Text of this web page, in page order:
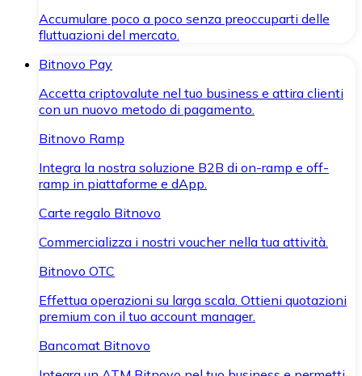
Accumulare poco a poco senza preoccuparti delle
fluttuazioni del mercato.
Bitnovo Pay
Accetta criptovalute nel tuo business e attira clienti
con un nuovo metodo di pagamento.
Bitnovo Ramp
Integra la nostra soluzione B2B di on-ramp e off-
ramp in piattaforme e dApp.
Carte regalo Bitnovo
Commercializza i nostri voucher nella tua attività.
Bitnovo OTC
Effettua operazioni su larga scala. Ottieni quotazioni
premium con il tuo account manager.
Bancomat Bitnovo